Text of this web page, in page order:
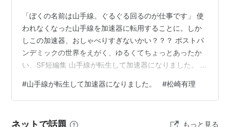
「ぼくの名前は山手線。ぐるぐる回るのが仕事です」 使
われなくなった山手線を加速器に転用することに。しか
しこの加速器、おしゃべりすぎないかい？？？ ポストパ
ンデミックの世界をえがく、ゆるくてちょっとあったか
い、SF短編集 山手線が転生して加速器になりました。 の
た。 (光文社文庫) 楽天市場で見る Amazonで見る 山手線
が転生して加速器になりました。 あらすじ 著者 松崎 有
#山手線が転生して加速器になりました。 #松崎有理
ネットで話題 もっと見る